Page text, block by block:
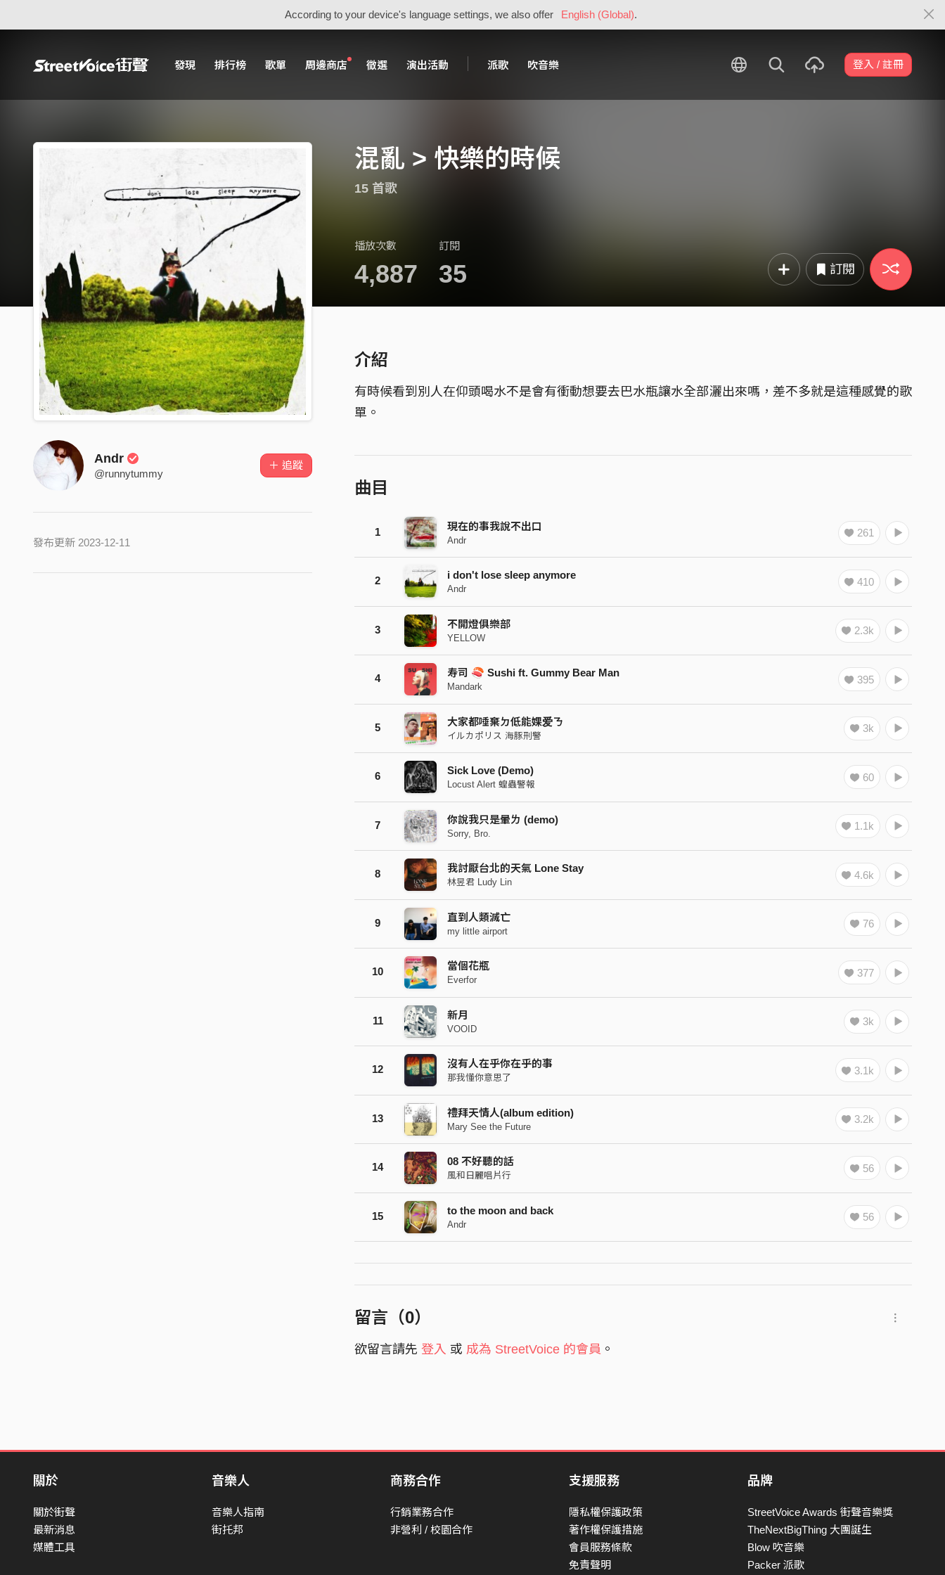
According to your device's language settings, we also offer English (Global).
發現 排行榜 歌單 周邊商店 徵選 演出活動 派歌 吹音樂 登入 / 註冊
混亂 > 快樂的時候
15 首歌
播放次數
4,887
訂閱
35 訂閱
Andr
@runnytummy
＋ 追蹤
發布更新 2023-12-11
介紹
有時候看到別人在仰頭喝水不是會有衝動想要去巴水瓶讓水全部灑出來嗎，差不多就是這種感覺的歌
單。
曲目
1 現在的事我說不出口
Andr
261
2 i don't lose sleep anymore
Andr
410
3 不開燈俱樂部
YELLOW
2.3k
4 寿司 🍣 Sushi ft. Gummy Bear Man
Mandark
395
5 大家都唾棄ㄉ低能婐爱ㄋ
イルカポリス 海豚刑警
3k
6 Sick Love (Demo)
Locust Alert 蝗蟲警報
60
7 你說我只是暈ㄌ (demo)
Sorry, Bro.
1.1k
8 我討厭台北的天氣 Lone Stay
林昱君 Ludy Lin
4.6k
9 直到人類滅亡
my little airport
76
10 當個花瓶
Everfor
377
11 新月
VOOID
3k
12 沒有人在乎你在乎的事
那我懂你意思了
3.1k
13 禮拜天情人(album edition)
Mary See the Future
3.2k
14 08 不好聽的話
風和日麗唱片行
56
15 to the moon and back
Andr
56
留言（0）
欲留言請先 登入 或 成為 StreetVoice 的會員 。
關於
關於街聲
最新消息
媒體工具
音樂人
音樂人指南
街托邦
商務合作
行銷業務合作
非營利 / 校園合作
支援服務
隱私權保護政策
著作權保護措施
會員服務條款
免責聲明
品牌
StreetVoice Awards 街聲音樂獎
TheNextBigThing 大團誕生
Blow 吹音樂
Packer 派歌